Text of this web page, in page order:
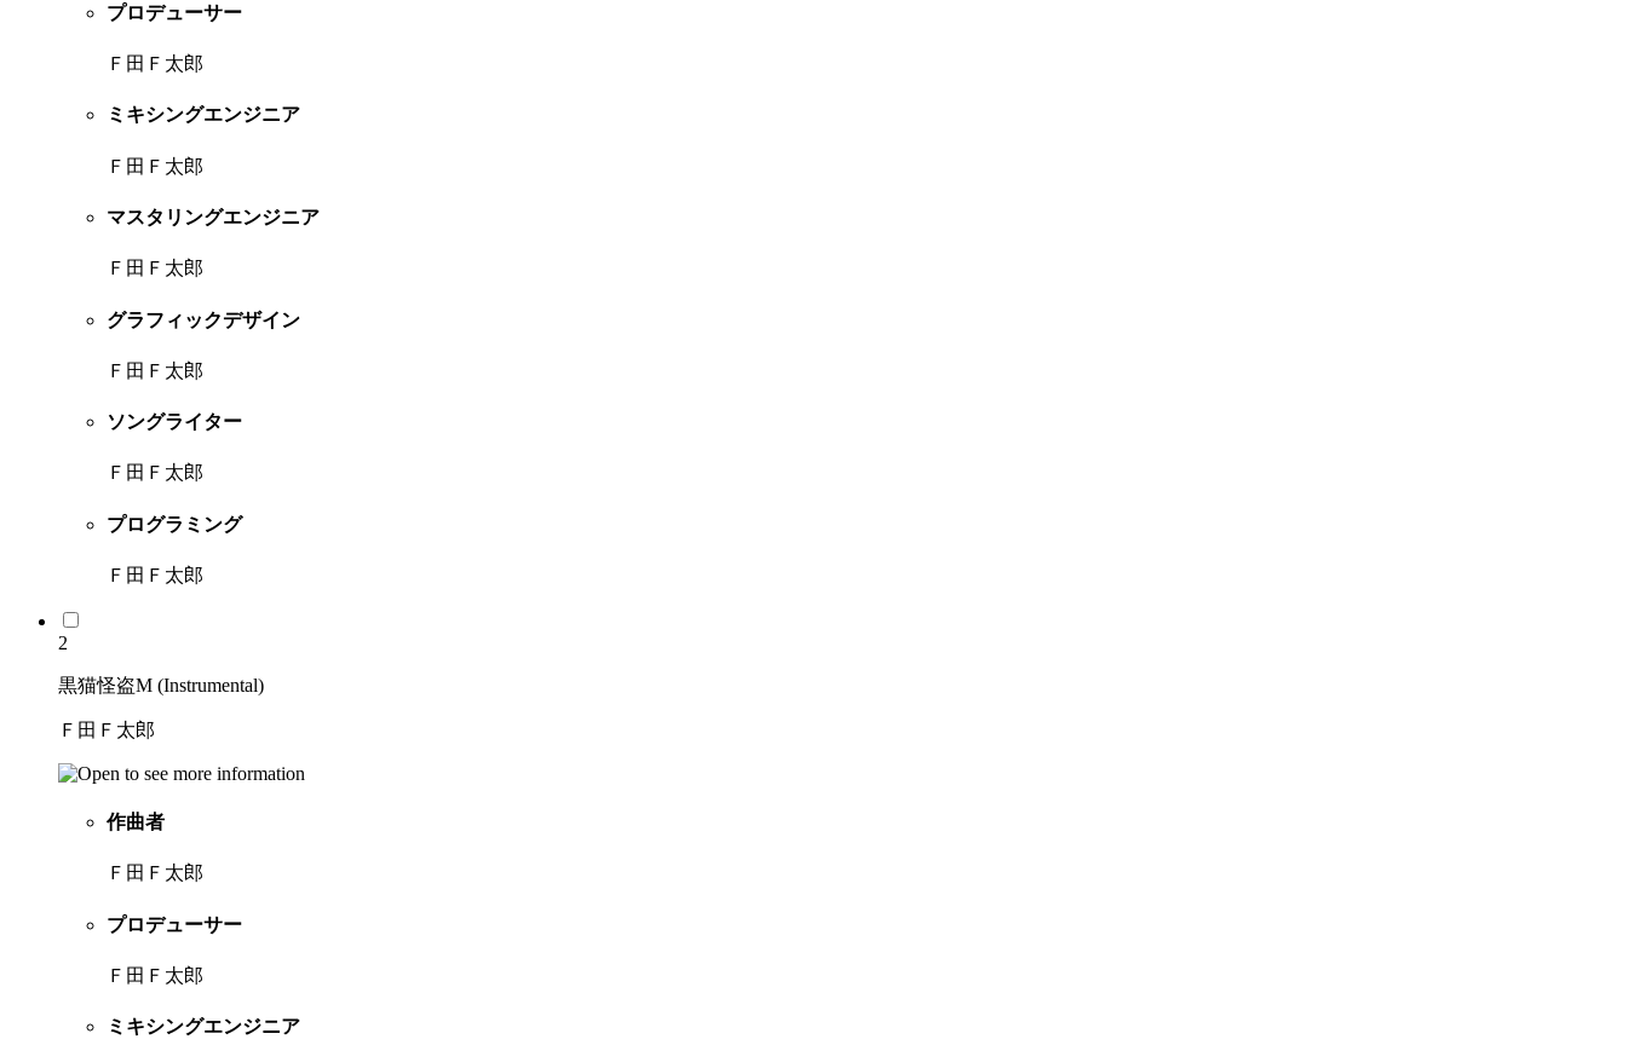
プロデューサー
Ｆ田Ｆ太郎
ミキシングエンジニア
Ｆ田Ｆ太郎
マスタリングエンジニア
Ｆ田Ｆ太郎
グラフィックデザイン
Ｆ田Ｆ太郎
ソングライター
Ｆ田Ｆ太郎
プログラミング
Ｆ田Ｆ太郎
2
黒猫怪盗M (Instrumental)
Ｆ田Ｆ太郎
作曲者
Ｆ田Ｆ太郎
プロデューサー
Ｆ田Ｆ太郎
ミキシングエンジニア